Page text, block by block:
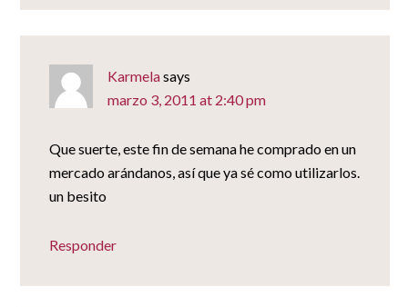
Karmelasays
marzo 3, 2011 at 2:40 pm
Que suerte, este fin de semana he comprado en un
mercado arándanos, así que ya sé como utilizarlos.
un besito
Responder